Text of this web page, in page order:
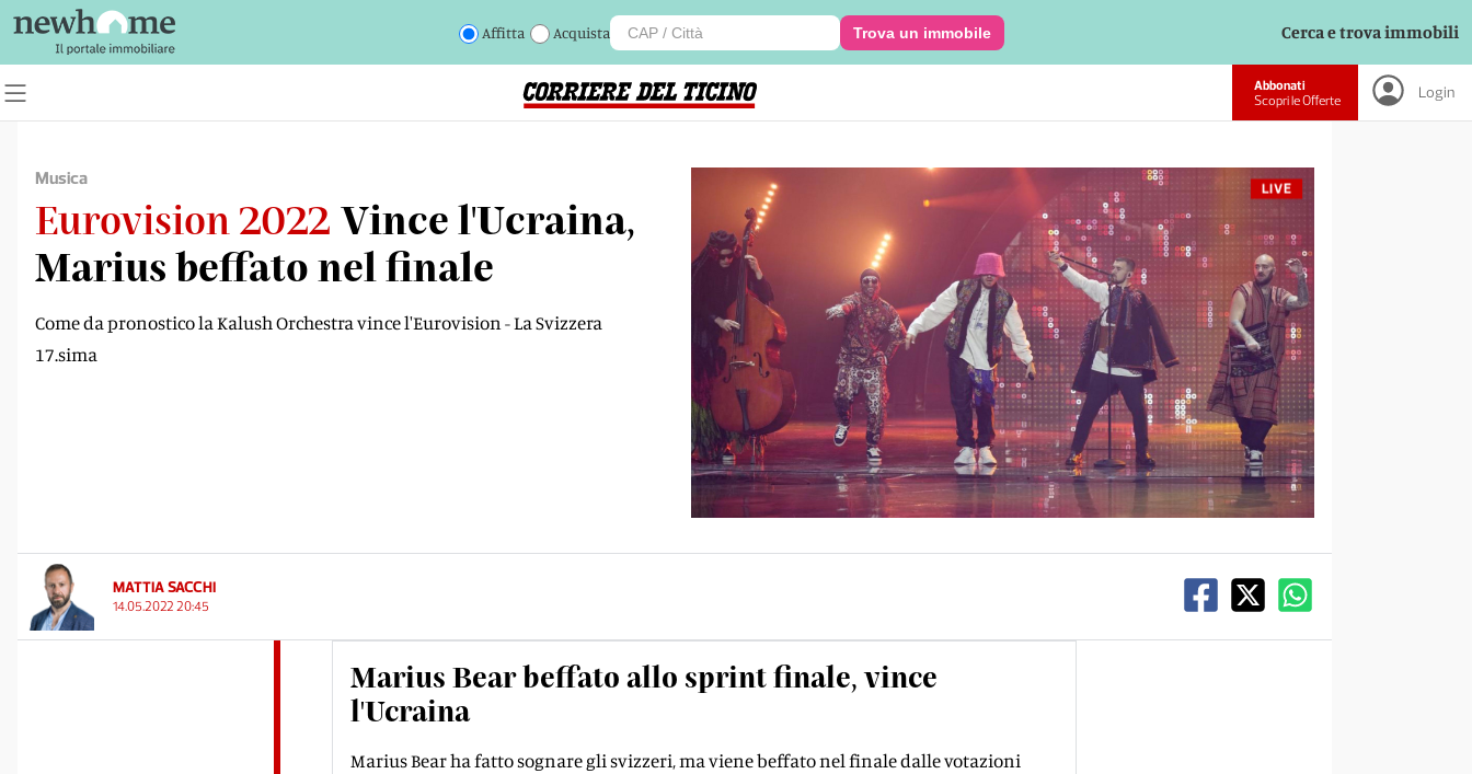
Affitta Acquista Trova un immobile Cerca e trova immobili
Abbonati
Scopri le Offerte
Login
Musica
Eurovision 2022 Vince l'Ucraina,
Marius beffato nel finale
Come da pronostico la Kalush Orchestra vince l'Eurovision - La Svizzera
17.sima
LIVE
MATTIA SACCHI
14.05.2022 20:45
Marius Bear beffato allo sprint finale, vince
l'Ucraina
Marius Bear ha fatto sognare gli svizzeri, ma viene beffato nel finale dalle votazioni